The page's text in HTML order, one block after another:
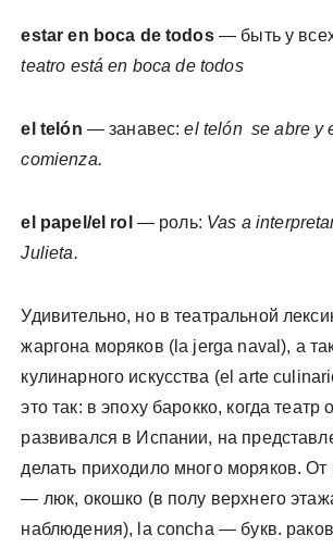
estar en boca de todos— быть у всех
teatro está en boca de todos
el telón — занавес: el telón se abre y
comienza.
el papel/el rol — роль: Vas a
Julieta.
Удивительно, но в театральной
жаргона моряков (la jerga naval), а
кулинарного искусства (el arte
это так: в эпоху барокко, когда театр
развивался в Испании, на
делать приходило много моряков.
— люк, окошко (в полу верхнего
наблюдения), la concha — букв.